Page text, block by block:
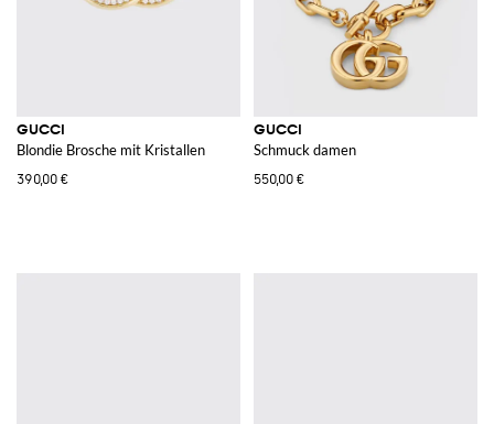
GUCCI
Blondie Brosche mit Kristallen
390,00 €
GUCCI
Schmuck damen
550,00 €